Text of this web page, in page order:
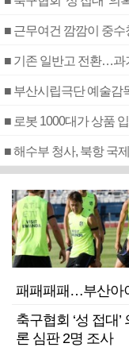
■ 근무여건 깜깜이 중
■ 기존 일반고 전환…과
■ 부산시립극단 예술감
■ 로봇 1000대가 상품
■ 해수부 청사, 북항 국
패패패패…부산아
축구협회 ‘성 접대
론 심판 2명 조사